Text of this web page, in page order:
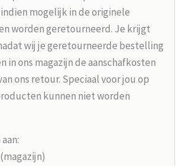
mogelijk in de originele
worden geretourneerd. Je krijgt
wij je geretourneerde bestelling
in ons magazijn de aanschafkosten
ons retour. Speciaal voor jou op
kunnen niet worden